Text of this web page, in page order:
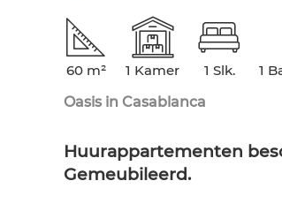
60 m² 1 Kamer 1 Slk.
1
Oasis in Casablanca
Huurappartementen
Gemeubileerd.